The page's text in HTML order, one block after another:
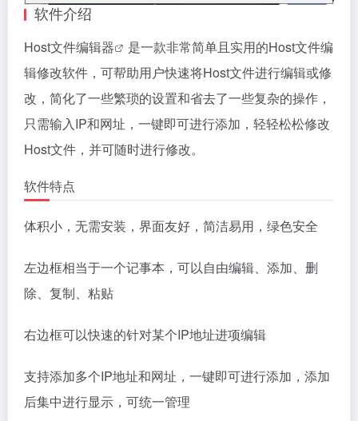
软件介绍
Host文件编辑器
是一款非常简单且实用的Host文件编
辑修改软件，可帮助用户快速将Host文件进行编辑或修
改，简化了一些繁琐的设置和省去了一些复杂的操作，
只需输入IP和网址，一键即可进行添加，轻轻松松修改
Host文件，并可随时进行修改。
软件特点
体积小，无需安装，界面友好，简洁易用，绿色安全
左边框相当于一个记事本，可以自由编辑、添加、删
除、复制、粘贴
右边框可以快速的针对某个IP地址进项编辑
支持添加多个IP地址和网址，一键即可进行添加，添加
后集中进行显示，可统一管理